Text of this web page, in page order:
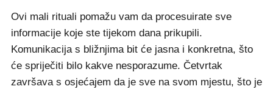
Ovi mali rituali pomažu vam da procesuirate sve
informacije koje ste tijekom dana prikupili.
Komunikacija s bližnjima bit će jasna i konkretna, što
će spriječiti bilo kakve nesporazume. Četvrtak
završava s osjećajem da je sve na svom mjestu, što je